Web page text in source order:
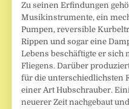
Zu seinen Erfindungen
Musikinstrumente, ein
Pumpen, reversible
Rippen und sogar eine
Lebens beschäftigte er sich
Fliegens. Darüber
für die unterschiedlichsten
einer Art Hubschrauber.
neuerer Zeit nachgebaut